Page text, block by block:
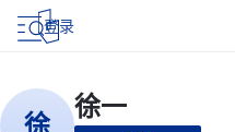
登录